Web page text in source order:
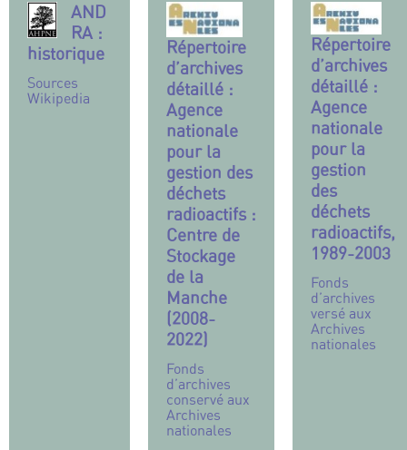
AND
RA :
historique
Sources
Wikipedia
Répertoire
d’archives
détaillé :
Agence
nationale
pour la
gestion des
déchets
radioactifs :
Centre de
Stockage
de la
Manche
(2008-
2022)
Fonds
d’archives
conservé aux
Archives
nationales
Répertoire
d’archives
détaillé :
Agence
nationale
pour la
gestion
des
déchets
radioactifs,
1989-2003
Fonds
d’archives
versé aux
Archives
nationales